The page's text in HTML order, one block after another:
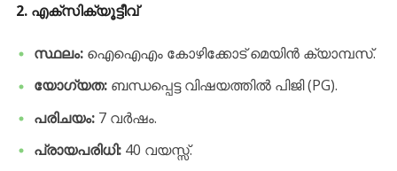
2. എക്സിക്യൂട്ടീവ്
സ്ഥലം:ഐഐഎം കോഴിക്കോട് മെയിൻ ക്യാമ്പസ്.
യോഗ്യത:ബന്ധപ്പെട്ട വിഷയത്തിൽ പിജി (PG).
പരിചയം:7 വർഷം.
പ്രായപരിധി:40 വയസ്സ്.